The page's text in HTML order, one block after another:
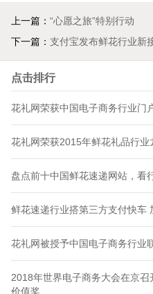
上一篇： “心愿之旅”特别行动
下一篇： 支付宝发布鲜花行业新
点击排行
花礼网荣获中国电子商务行业门
花礼网荣获2015年鲜花礼品行业
盘点前十中国鲜花速递网站，看
鲜花速递行业搭第三方支付快车
花礼网被授予中国电子商务行业
2018年世界电子商务大会在京
价值奖